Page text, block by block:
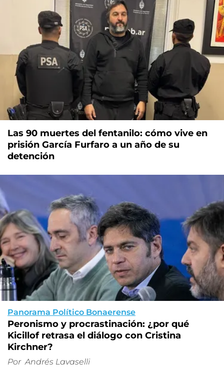
Las 90 muertes del fentanilo: cómo vive en
prisión García Furfaro a un año de su
detención
Panorama Político Bonaerense
Peronismo y procrastinación: ¿por qué
Kicillof retrasa el diálogo con Cristina
Kirchner?
Por Andrés Lavaselli